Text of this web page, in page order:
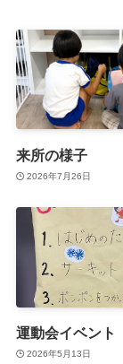
来所の様子
2026年7月26日
運動会イベント
2026年5月13日